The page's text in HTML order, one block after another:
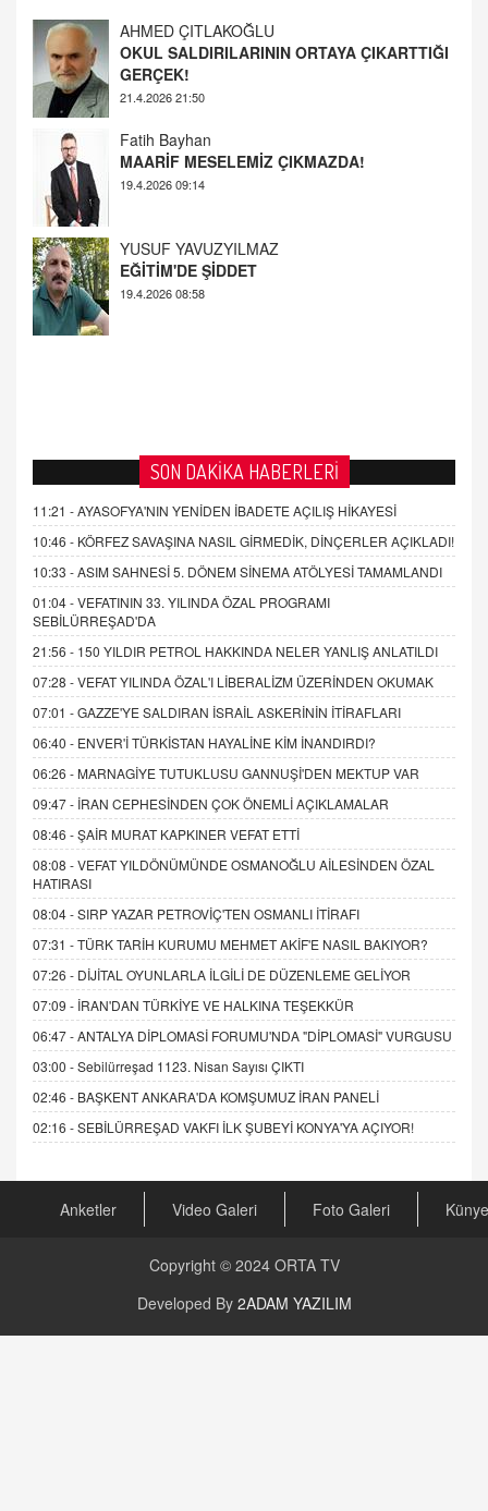
OKUL SALDIRILARININ ORTAYA ÇIKARTTIĞI
GERÇEK!
21.4.2026 21:50
MAARİF MESELEMİZ ÇIKMAZDA!
19.4.2026 09:14
EĞİTİM'DE ŞİDDET
19.4.2026 08:58
SON DAKİKA HABERLERİ
11:21 -AYASOFYA'NIN YENİDEN İBADETE AÇILIŞ HİKAYESİ
10:46 - KÖRFEZ SAVAŞINA NASIL GİRMEDİK, DİNÇERLER AÇIKLADI!
10:33 -ASIM SAHNESİ 5. DÖNEM SİNEMA ATÖLYESİ TAMAMLANDI
01:04 -VEFATININ 33. YILINDA ÖZAL PROGRAMI
SEBİLÜRREŞAD'DA
21:56 - 150 YILDIR PETROL HAKKINDA NELER YANLIŞ ANLATILDI
07:28 -VEFAT YILINDA ÖZAL'I LİBERALİZM ÜZERİNDEN OKUMAK
07:01 -GAZZE'YE SALDIRAN İSRAİL ASKERİNİN İTİRAFLARI
06:40 - ENVER'İ TÜRKİSTAN HAYALİNE KİM İNANDIRDI?
06:26 - MARNAGİYE TUTUKLUSU GANNUŞİ'DEN MEKTUP VAR
09:47 - İRAN CEPHESİNDEN ÇOK ÖNEMLİ AÇIKLAMALAR
08:46 -ŞAİR MURAT KAPKINER VEFAT ETTİ
08:08 -VEFAT YILDÖNÜMÜNDE OSMANOĞLU AİLESİNDEN ÖZAL
HATIRASI
08:04 -SIRP YAZAR PETROVİÇ'TEN OSMANLI İTİRAFI
07:31 -TÜRK TARİH KURUMU MEHMET AKİF'E NASIL BAKIYOR?
07:26 - DİJİTAL OYUNLARLA İLGİLİ DE DÜZENLEME GELİYOR
07:09 - İRAN'DAN TÜRKİYE VE HALKINA TEŞEKKÜR
06:47 -ANTALYA DİPLOMASİ FORUMU'NDA "DİPLOMASİ" VURGUSU
03:00 -Sebilürreşad 1123. Nisan Sayısı ÇIKTI
02:46 - BAŞKENT ANKARA'DA KOMŞUMUZ İRAN PANELİ
02:16 -SEBİLÜRREŞAD VAKFI İLK ŞUBEYİ KONYA'YA AÇIYOR!
Anketler Video Galeri Foto Galeri Künye
Copyright © 2024 ORTA TV
Developed By 2ADAM YAZILIM